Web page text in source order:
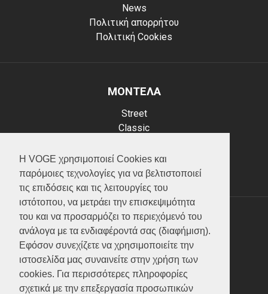
Η VOGE χρησιμοποιεί Cookies και
παρόμοιες τεχνολογίες για να βελτιστοποιεί
τις επιδόσεις και τις λειτουργίες του
ιστότοπου, να μετράει την επισκεψιμότητα
του και να προσαρμόζει το περιεχόμενό του
ανάλογα με τα ενδιαφέροντά σας (διαφήμιση).
Εφόσον συνεχίζετε να χρησιμοποιείτε την
ιστοσελίδα μας συναινείτε στην χρήση των
cookies. Για περισσότερες πληροφορίες
σχετικά με την επεξεργασία προσωπικών
News
Πολιτική απορρήτου
Πολιτική Cookies
ΜΟΝΤΕΛΑ
Street
Classic
Scooter
ATV (Loncin)
ΥΠΗΡΕΣΙΕΣ
Test ride
Επικοινωνία
Service
Κατάλογος